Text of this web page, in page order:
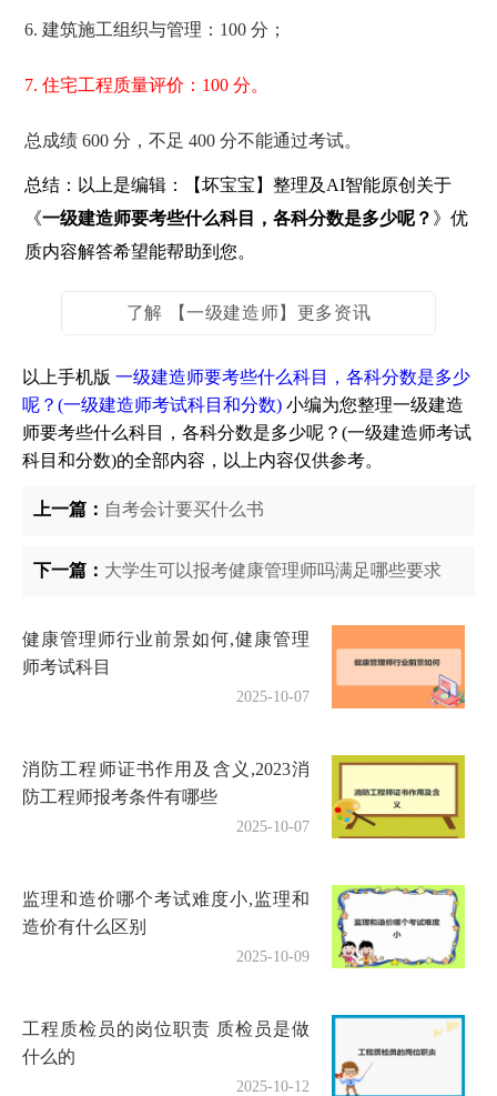
6. 建筑施工组织与管理：100 分；
7. 住宅工程质量评价：100 分。
总成绩 600 分，不足 400 分不能通过考试。
总结：以上是编辑：【坏宝宝】整理及AI智能原创关于
《一级建造师要考些什么科目，各科分数是多少呢？ 》优
质内容解答希望能帮助到您。
了解 【一级建造师】更多资讯
以上手机版 一级建造师要考些什么科目，各科分数是多少
呢？(一级建造师考试科目和分数) 小编为您整理一级建造
师要考些什么科目，各科分数是多少呢？(一级建造师考试
科目和分数)的全部内容，以上内容仅供参考。
上一篇： 自考会计要买什么书
下一篇： 大学生可以报考健康管理师吗满足哪些要求
健康管理师行业前景如何,健康管理
师考试科目
2025-10-07
消防工程师证书作用及含义,2023消
防工程师报考条件有哪些
2025-10-07
监理和造价哪个考试难度小,监理和
造价有什么区别
2025-10-09
工程质检员的岗位职责 质检员是做
什么的
2025-10-12